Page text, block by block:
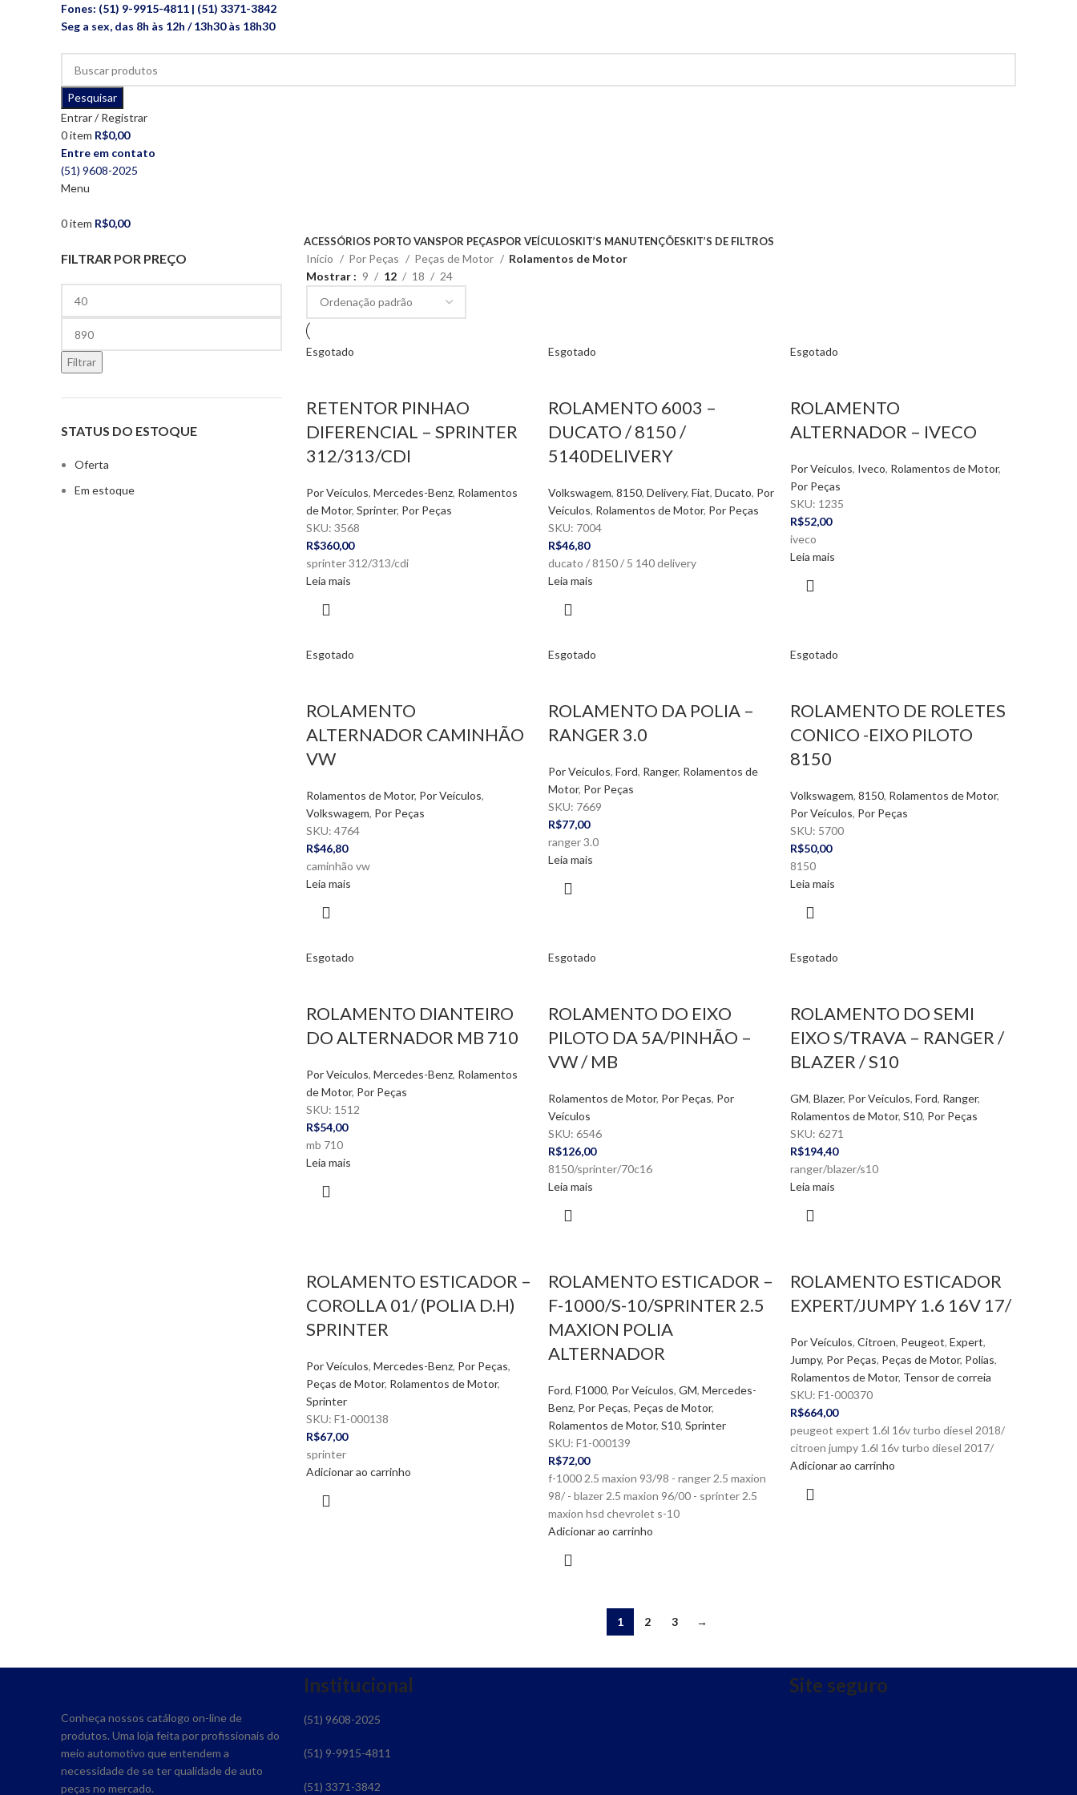
Fones: (51) 9-9915-4811 | (51) 3371-3842
Seg a sex, das 8h às 12h / 13h30 às 18h30
Pesquisar
Entrar / Registrar
0item R$0,00
Entre em contato
(51) 9608-2025
Menu
0item R$0,00
ACESSÓRIOS PORTO VANSPOR PEÇASPOR VEÍCULOSKIT’S MANUTENÇÕESKIT’S DE FILTROS
FILTRAR POR PREÇO
Filtrar
STATUS DO ESTOQUE
Oferta
Em estoque
Início Por Peças Peças de Motor
Rolamentos de Motor
Mostrar
9 12 18 24
Esgotado
RETENTOR PINHAO
DIFERENCIAL – SPRINTER
312/313/CDI
Por Veículos, Mercedes-Benz, Rolamentos
de Motor, Sprinter, Por Peças
SKU: 3568
R$360,00
sprinter 312/313/cdi
Leia mais
Esgotado
ROLAMENTO 6003 –
DUCATO / 8150 /
5140DELIVERY
Volkswagem, 8150, Delivery, Fiat, Ducato, Por
Veículos, Rolamentos de Motor, Por Peças
SKU: 7004
R$46,80
ducato / 8150 / 5 140 delivery
Leia mais
Esgotado
ROLAMENTO
ALTERNADOR – IVECO
Por Veículos, Iveco, Rolamentos de Motor,
Por Peças
SKU: 1235
R$52,00
iveco
Leia mais
Esgotado
ROLAMENTO
ALTERNADOR CAMINHÃO
VW
Rolamentos de Motor, Por Veículos,
Volkswagem, Por Peças
SKU: 4764
R$46,80
caminhão vw
Leia mais
Esgotado
ROLAMENTO DA POLIA –
RANGER 3.0
Por Veículos, Ford, Ranger, Rolamentos de
Motor, Por Peças
SKU: 7669
R$77,00
ranger 3.0
Leia mais
Esgotado
ROLAMENTO DE ROLETES
CONICO -EIXO PILOTO
8150
Volkswagem, 8150, Rolamentos de Motor,
Por Veículos, Por Peças
SKU: 5700
R$50,00
8150
Leia mais
Esgotado
ROLAMENTO DIANTEIRO
DO ALTERNADOR MB 710
Por Veículos, Mercedes-Benz, Rolamentos
de Motor, Por Peças
SKU: 1512
R$54,00
mb 710
Leia mais
Esgotado
ROLAMENTO DO EIXO
PILOTO DA 5A/PINHÃO –
VW / MB
Rolamentos de Motor, Por Peças, Por
Veículos
SKU: 6546
R$126,00
8150/sprinter/70c16
Leia mais
Esgotado
ROLAMENTO DO SEMI
EIXO S/TRAVA – RANGER /
BLAZER / S10
GM, Blazer, Por Veículos, Ford, Ranger,
Rolamentos de Motor, S10, Por Peças
SKU: 6271
R$194,40
ranger/blazer/s10
Leia mais
ROLAMENTO ESTICADOR –
COROLLA 01/ (POLIA D.H)
SPRINTER
Por Veículos, Mercedes-Benz, Por Peças,
Peças de Motor, Rolamentos de Motor,
Sprinter
SKU: F1-000138
R$67,00
sprinter
Adicionar ao carrinho
ROLAMENTO ESTICADOR –
F-1000/S-10/SPRINTER 2.5
MAXION POLIA
ALTERNADOR
Ford, F1000, Por Veículos, GM, Mercedes-
Benz, Por Peças, Peças de Motor,
Rolamentos de Motor, S10, Sprinter
SKU: F1-000139
R$72,00
f-1000 2.5 maxion 93/98 - ranger 2.5 maxion
98/ - blazer 2.5 maxion 96/00 - sprinter 2.5
maxion hsd chevrolet s-10
Adicionar ao carrinho
ROLAMENTO ESTICADOR
EXPERT/JUMPY 1.6 16V 17/
Por Veículos, Citroen, Peugeot, Expert,
Jumpy, Por Peças, Peças de Motor, Polias,
Rolamentos de Motor, Tensor de correia
SKU: F1-000370
R$664,00
peugeot expert 1.6l 16v turbo diesel 2018/
citroen jumpy 1.6l 16v turbo diesel 2017/
Adicionar ao carrinho
1 2 3 →
Conheça nossos catálogo on-line de
produtos. Uma loja feita por profissionais do
meio automotivo que entendem a
necessidade de se ter qualidade de auto
peças no mercado.
Institucional
(51) 9608-2025
(51) 9-9915-4811
(51) 3371-3842
Site seguro